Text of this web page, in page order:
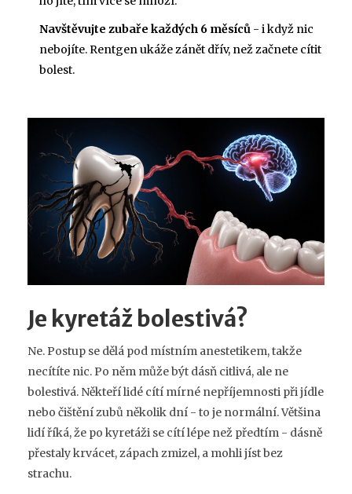
Navštěvujte zubaře každých 6 měsíců - i když nic
nebojíte. Rentgen ukáže zánět dřív, než začnete cítit
bolest.
Je kyretáž bolestivá?
Ne. Postup se dělá pod místním anestetikem, takže
necítíte nic. Po něm může být dásň citlivá, ale ne
bolestivá. Někteří lidé cítí mírné nepříjemnosti při jídle
nebo čištění zubů několik dní - to je normální. Většina
lidí říká, že po kyretáži se cítí lépe než předtím - dásně
přestaly krvácet, zápach zmizel, a mohli jíst bez
strachu.